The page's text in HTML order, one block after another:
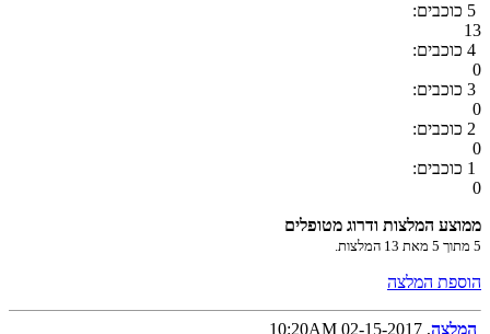
5 כוכבים:
13
4 כוכבים:
0
3 כוכבים:
0
2 כוכבים:
0
1 כוכבים:
0
ממוצע המלצות ודרוג מטופלים
5 מתוך 5 מאת 13 המלצות.
הוספת המלצה
המלצה, 02-15-2017 10:20AM